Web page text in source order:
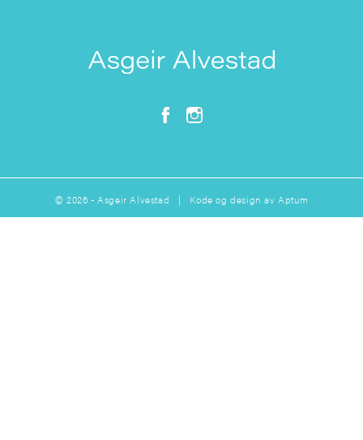
© 2026 - Asgeir Alvestad | Kode og design avAptum